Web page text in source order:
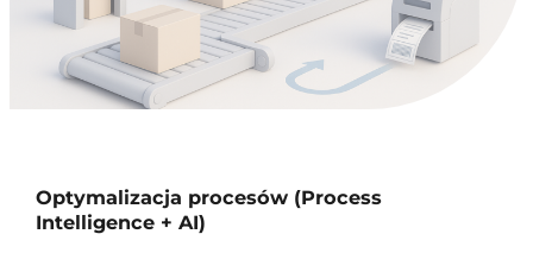
Optymalizacja procesów (Process
Intelligence + AI)